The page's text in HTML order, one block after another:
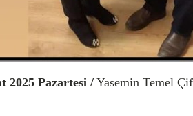
2025 Pazartesi /Yasemin Temel